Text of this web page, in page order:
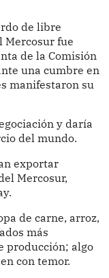
de libre
Mercosur fue
de la Comisión
una cumbre en
manifestaron su
y daría
del mundo.
exportar
Mercosur,
de carne, arroz,
más
producción; algo
con temor.